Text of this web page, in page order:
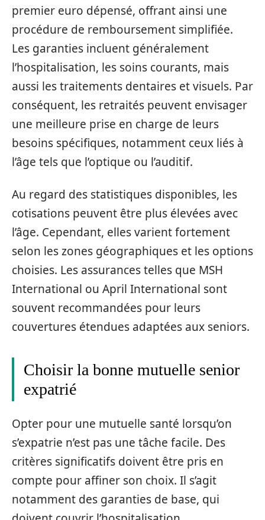
premier euro dépensé, offrant ainsi une
procédure de remboursement simplifiée.
Les garanties incluent généralement
l’hospitalisation, les soins courants, mais
aussi les traitements dentaires et visuels. Par
conséquent, les retraités peuvent envisager
une meilleure prise en charge de leurs
besoins spécifiques, notamment ceux liés à
l’âge tels que l’optique ou l’auditif.
Au regard des statistiques disponibles, les
cotisations peuvent être plus élevées avec
l’âge. Cependant, elles varient fortement
selon les zones géographiques et les options
choisies. Les assurances telles que MSH
International ou April International sont
souvent recommandées pour leurs
couvertures étendues adaptées aux seniors.
Choisir la bonne mutuelle senior
expatrié
Opter pour une mutuelle santé lorsqu’on
s’expatrie n’est pas une tâche facile. Des
critères significatifs doivent être pris en
compte pour affiner son choix. Il s’agit
notamment des garanties de base, qui